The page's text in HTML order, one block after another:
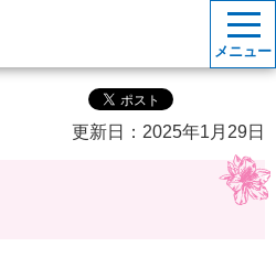
メニュー
更新日：2025年1月29日